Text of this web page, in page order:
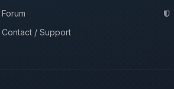
Forum
Contact / Support